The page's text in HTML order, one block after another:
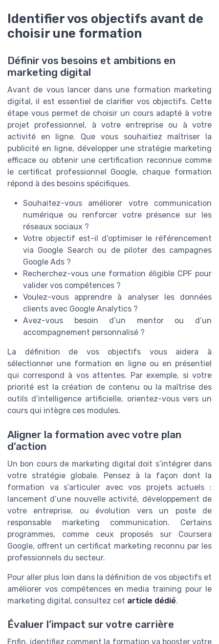
Identifier vos objectifs avant de
choisir une formation
Définir vos besoins et ambitions en
marketing digital
Avant de vous lancer dans une formation marketing
digital, il est essentiel de clarifier vos objectifs. Cette
étape vous permet de choisir un cours adapté à votre
projet professionnel, à votre entreprise ou à votre
activité en ligne. Que vous souhaitiez maîtriser la
publicité en ligne, développer une stratégie marketing
efficace ou obtenir une certification reconnue comme
le certificat professionnel Google, chaque formation
répond à des besoins spécifiques.
Souhaitez-vous améliorer votre communication
numérique ou renforcer votre présence sur les
réseaux sociaux ?
Votre objectif est-il d’optimiser le référencement
via Google Search ou de piloter des campagnes
Google Ads ?
Recherchez-vous une formation éligible CPF pour
valider vos compétences ?
Voulez-vous apprendre à analyser les données
clients avec Google Analytics ?
Avez-vous besoin d’un mentor ou d’un
accompagnement personnalisé ?
La définition de vos objectifs vous aidera à
sélectionner une formation en ligne ou en présentiel
qui correspond à vos attentes. Par exemple, si votre
priorité est la création de contenu ou la maîtrise des
outils d’intelligence artificielle, orientez-vous vers un
cours qui intègre ces modules.
Aligner la formation avec votre plan
d’action
Un bon cours de marketing digital doit s’intégrer dans
votre stratégie globale. Pensez à la façon dont la
formation va s’articuler avec vos projets actuels :
lancement d’une nouvelle activité, développement de
votre entreprise, ou évolution vers un poste de
responsable marketing communication. Certains
programmes, comme ceux proposés sur Coursera
Google, offrent un certificat marketing reconnu par les
professionnels du secteur.
Pour aller plus loin dans la définition de vos objectifs et
améliorer vos compétences en media training pour le
marketing digital, consultez cet article dédié.
Évaluer l’impact sur votre carrière
Enfin, identifiez comment la formation va booster votre